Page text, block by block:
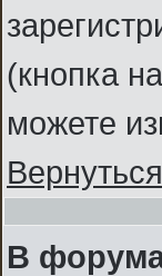
(кнопка
можете
В